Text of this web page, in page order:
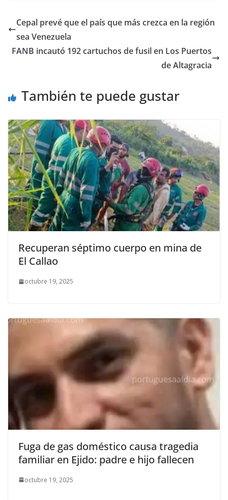
Cepal prevé que el país que más crezca en la región
sea Venezuela
FANB incautó 192 cartuchos de fusil en Los Puertos
de Altagracia
También te puede gustar
Recuperan séptimo cuerpo en mina de
El Callao
octubre 19, 2025
Fuga de gas doméstico causa tragedia
familiar en Ejido: padre e hijo fallecen
octubre 19, 2025